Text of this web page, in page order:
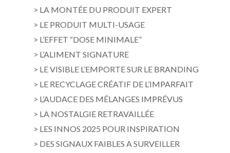
> LA MONTÉE DU PRODUIT EXPERT
> LE PRODUIT MULTI-USAGE
> L’EFFET “DOSE MINIMALE”
> L’ALIMENT SIGNATURE
> LE VISIBLE L’EMPORTE SUR LE BRANDING
> LE RECYCLAGE CRÉATIF DE L’IMPARFAIT
> L’AUDACE DES MÉLANGES IMPRÉVUS
> LA NOSTALGIE RETRAVAILLÉE
> LES INNOS 2025 POUR INSPIRATION
> DES SIGNAUX FAIBLES A SURVEILLER